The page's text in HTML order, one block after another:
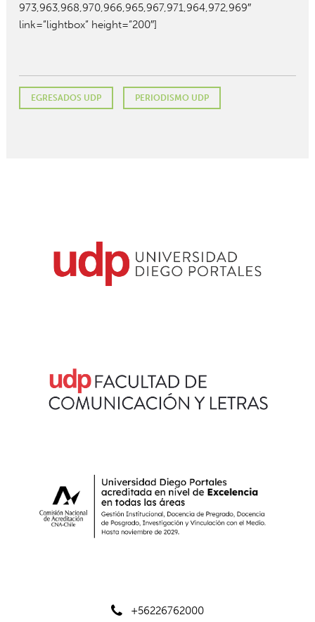
973,963,968,970,966,965,967,971,964,972,969″
link=”lightbox” height=”200″]
EGRESADOS UDP PERIODISMO UDP
+56226762000